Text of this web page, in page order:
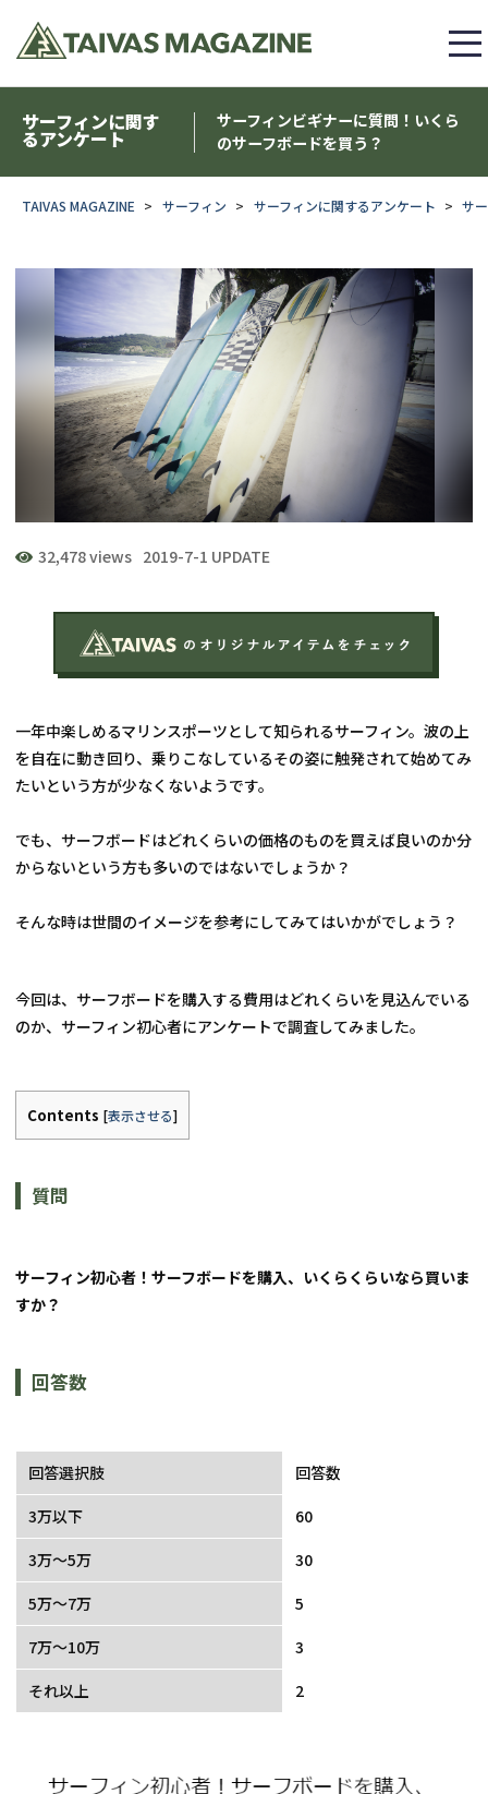
サーフィンに関す
るアンケート
サーフィンビギナーに質問！いくら
のサーフボードを買う？
TAIVAS MAGAZINE サーフィン サーフィンに関するアンケート サ
32,478 views 2019-7-1 UPDATE
一年中楽しめるマリンスポーツとして知られるサーフィン。波の上
を自在に動き回り、乗りこなしているその姿に触発されて始めてみ
たいという方が少なくないようです。
でも、サーフボードはどれくらいの価格のものを買えば良いのか分
からないという方も多いのではないでしょうか？
そんな時は世間のイメージを参考にしてみてはいかがでしょう？
今回は、サーフボードを購入する費用はどれくらいを見込んでいる
のか、サーフィン初心者にアンケートで調査してみました。
Contents [表示させる]
質問
サーフィン初心者！サーフボードを購入、いくらくらいなら買いま
すか？
回答数
回答選択肢
回答数
3万以下
60
3万～5万
30
5万～7万
5
7万～10万
3
それ以上
2